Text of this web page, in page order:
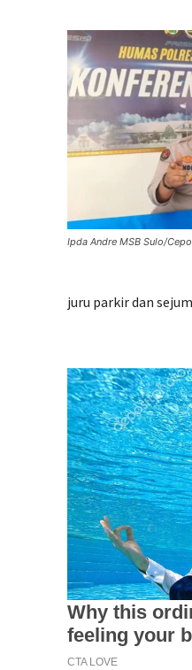
Ipda Andre MSB Sulo/
juru parkir dan